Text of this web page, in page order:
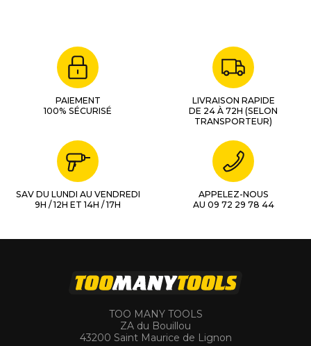
PAIEMENT
100% SÉCURISÉ
LIVRAISON RAPIDE
DE 24 À 72H (SELON
TRANSPORTEUR)
SAV DU LUNDI AU VENDREDI
9H / 12H ET 14H / 17H
APPELEZ-NOUS
AU 09 72 29 78 44
TOO MANY TOOLS
ZA du Bouillou
43200 Saint Maurice de Lignon